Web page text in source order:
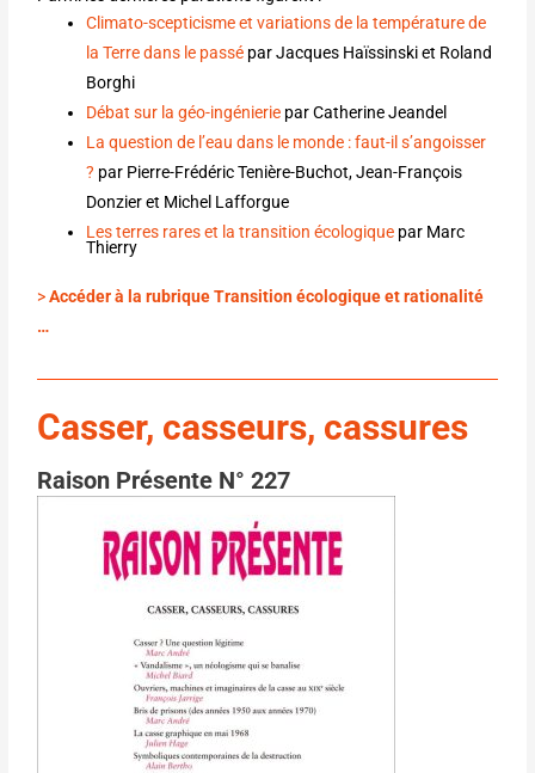
Climato-scepticisme et variations de la température de
la Terre dans le passé par Jacques Haïssinski et Roland
Borghi
Débat sur la géo-ingénierie par Catherine Jeandel
La question de l’eau dans le monde : faut-il s’angoisser
? par Pierre-Frédéric Tenière-Buchot, Jean-François
Donzier et Michel Lafforgue
Les terres rares et la transition écologique par Marc
Thierry
>Accéder à la rubrique Transition écologique et rationalité
…
Casser, casseurs, cassures
Raison Présente N° 227